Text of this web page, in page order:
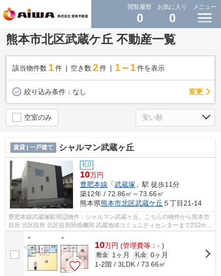
閲覧履歴
0
お気に入り
0
メニュー
熊本市北区武蔵ケ丘 不動産一覧
該当物件数 1件 空き数 2 件 1～1 件を表示
絞り込み条件： なし 変更
空室のみ
賃貸 | 一戸建て シャルマン武蔵ヶ丘
礼0
10万円
豊肥本線 「武蔵塚 」駅 徒歩11分
築12年 / 72.86㎡～73.66㎡
熊本県熊本市北区武蔵ケ丘 ５丁目21-14
豊肥本線武蔵塚駅周辺物件：シャルマン武蔵ヶ丘。こちらの物件から熊本市
役所 北区役所 北区役所関係機関 武蔵地域コミュニティセンターまで232mで
す。平成26年築の物件となっており、...
10万円 (管理費等：- )
敷金 1ヶ月 礼金 0ヶ月
1-2階 / 3LDK / 73.66㎡